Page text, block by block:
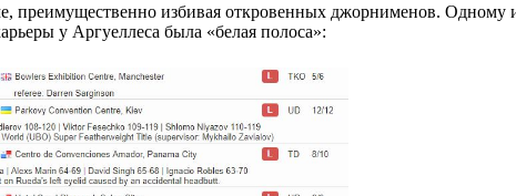
преимущественно избивая откровенных джорнименов. Одному
у Аргуеллеса была «белая полоса»: